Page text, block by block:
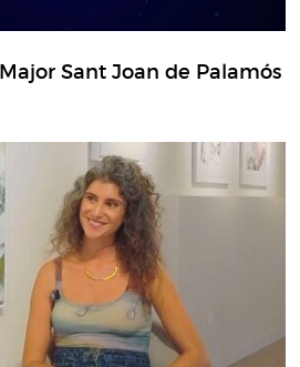
Sant Joan de Palamós